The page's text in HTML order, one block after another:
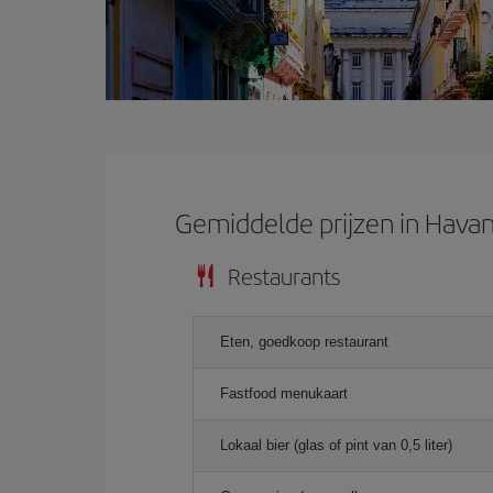
Gemiddelde prijzen in
Restaurants
Eten, goedkoop restaurant
Fastfood menukaart
Lokaal bier (glas of pint van 0,5 liter)